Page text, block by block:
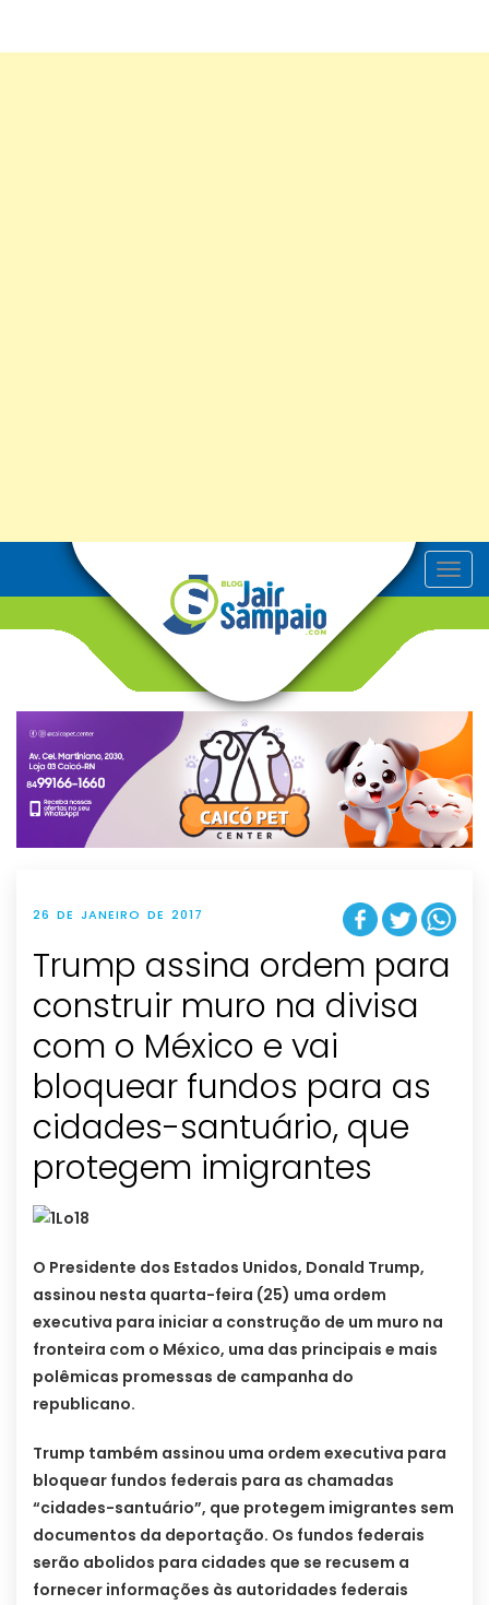
T
o
v
g
t
i
o
n
26 DE JANEIRO DE 2017
Trump assina ordem para
construir muro na divisa
com o México e vai
bloquear fundos para as
cidades-santuário, que
protegem imigrantes
O Presidente dos Estados Unidos, Donald Trump,
assinou nesta quarta-feira (25) uma ordem
executiva para iniciar a construção de um muro na
fronteira com o México, uma das principais e mais
polêmicas promessas de campanha do
republicano.
Trump também assinou uma ordem executiva para
bloquear fundos federais para as chamadas
“cidades-santuário”, que protegem imigrantes sem
documentos da deportação. Os fundos federais
serão abolidos para cidades que se recusem a
fornecer informações às autoridades federais